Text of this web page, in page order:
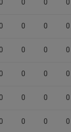
0 0 0
0 0 0
0 0 0
0 0 0
0 0 0
0 0 0